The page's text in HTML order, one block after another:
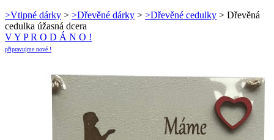
>Vtipné dárky > >Dřevěné dárky > >Dřevěné cedulky > Dřevěná
cedulka úžasná dcera
V Y P R O D Á N O !
připravujme nové !